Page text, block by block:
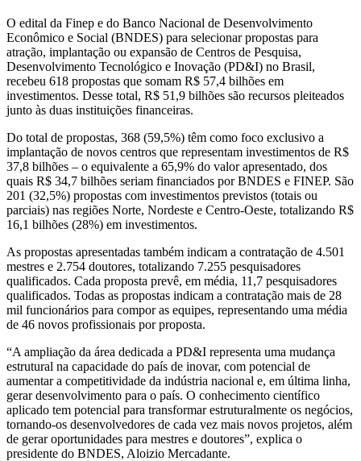
O edital da Finep e do Banco Nacional de Desenvolvimento
Econômico e Social (BNDES) para selecionar propostas para
atração, implantação ou expansão de Centros de Pesquisa,
Desenvolvimento Tecnológico e Inovação (PD&I) no Brasil,
recebeu 618 propostas que somam R$ 57,4 bilhões em
investimentos. Desse total, R$ 51,9 bilhões são recursos pleiteados
junto às duas instituições financeiras.
Do total de propostas, 368 (59,5%) têm como foco exclusivo a
implantação de novos centros que representam investimentos de R$
37,8 bilhões – o equivalente a 65,9% do valor apresentado, dos
quais R$ 34,7 bilhões seriam financiados por BNDES e FINEP. São
201 (32,5%) propostas com investimentos previstos (totais ou
parciais) nas regiões Norte, Nordeste e Centro-Oeste, totalizando R$
16,1 bilhões (28%) em investimentos.
As propostas apresentadas também indicam a contratação de 4.501
mestres e 2.754 doutores, totalizando 7.255 pesquisadores
qualificados. Cada proposta prevê, em média, 11,7 pesquisadores
qualificados. Todas as propostas indicam a contratação mais de 28
mil funcionários para compor as equipes, representando uma média
de 46 novos profissionais por proposta.
“A ampliação da área dedicada a PD&I representa uma mudança
estrutural na capacidade do país de inovar, com potencial de
aumentar a competitividade da indústria nacional e, em última linha,
gerar desenvolvimento para o país. O conhecimento científico
aplicado tem potencial para transformar estruturalmente os negócios,
tornando-os desenvolvedores de cada vez mais novos projetos, além
de gerar oportunidades para mestres e doutores”, explica o
presidente do BNDES, Aloizio Mercadante.